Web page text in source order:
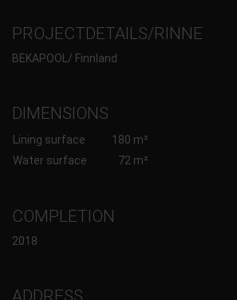
PROJECTDETAILS/RINNE
BEKAPOOL/ Finnland
DIMENSIONS
Lining surface
180 m²
Water surface
72 m²
COMPLETION
2018
ADDRESS